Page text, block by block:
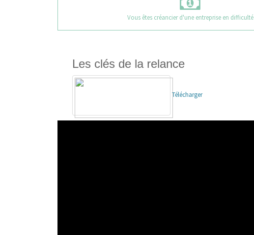
Vous êtes créancier d'une entreprise en difficulté
Les clés de la relance
Télécharger